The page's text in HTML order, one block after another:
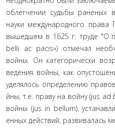
облегчении судьбы раненых
науки международного
вышедшем в 1625 г. труде "О
belli ac pacis») отмечал
войны. Он категорически
ведения войны, как
уделялось определению
йны, т.е. праву на войну (jus
войны (jus in bellum),
енных действий, развивалась